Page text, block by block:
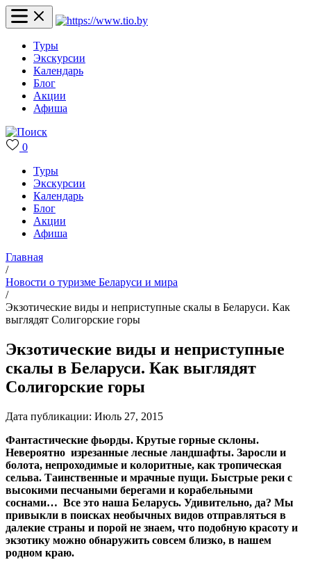
Туры
Экскурсии
Календарь
Блог
Акции
Афиша
0
Туры
Экскурсии
Календарь
Блог
Акции
Афиша
Главная
/
Новости о туризме Беларуси и мира
/
Экзотические виды и неприступные скалы в Беларуси. Как
выглядят Солигорские горы
Экзотические виды и неприступные
скалы в Беларуси. Как выглядят
Солигорские горы
Дата публикации: Июль 27, 2015
Фантастические фьорды. Крутые горные склоны.
Невероятно изрезанные лесные ландшафты. Заросли и
болота, непроходимые и колоритные, как тропическая
сельва. Таинственные и мрачные пущи. Быстрые реки с
высокими песчаными берегами и корабельными
соснами… Все это наша Беларусь. Удивительно, да? Мы
привыкли в поисках необычных видов отправляться в
далекие страны и порой не знаем, что подобную красоту и
экзотику можно обнаружить совсем близко, в нашем
родном краю.